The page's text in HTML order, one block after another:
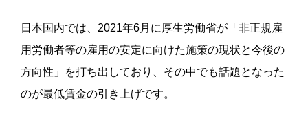
日本国内では、2021年6月に厚生労働省が「非正規雇
用労働者等の雇用の安定に向けた施策の現状と今後の
方向性」を打ち出しており、その中でも話題となった
のが最低賃金の引き上げです。